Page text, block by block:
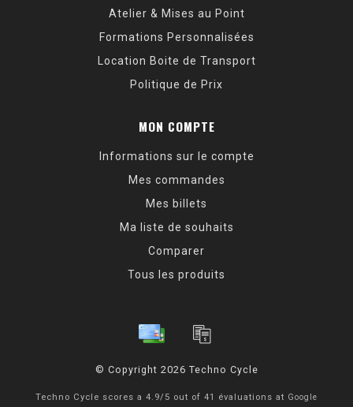
Atelier & Mises au Point
Formations Personnalisées
Location Boite de Transport
Politique de Prix
MON COMPTE
Informations sur le compte
Mes commandes
Mes billets
Ma liste de souhaits
Comparer
Tous les produits
© Copyright 2026 Techno Cycle
Techno Cycle scores a 4.9/ 5 out of 41 évaluations at Google